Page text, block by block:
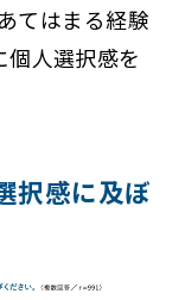
てはまる経験
人選択感を
択感に及ぼ